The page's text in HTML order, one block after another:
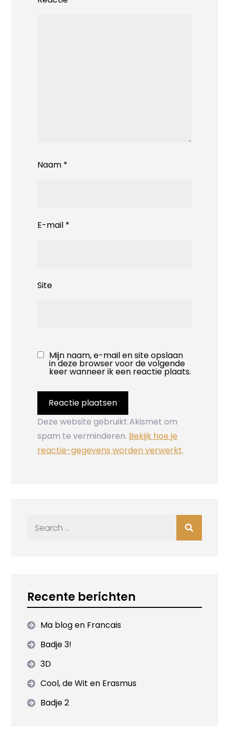
Naam *
E-mail *
Site
Mijn naam, e-mail en site opslaan
in deze browser voor de volgende
keer wanneer ik een reactie plaats.
Deze website gebruikt Akismet om
spam te verminderen. Bekijk hoe je
reactie-gegevens worden verwerkt.
Recente berichten
Ma blog en Francais
Badje 3!
3D
Cool, de Wit en Erasmus
Badje 2